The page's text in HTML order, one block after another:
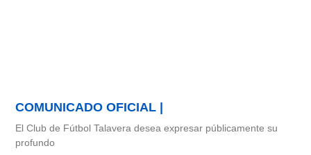
COMUNICADO OFICIAL |
El Club de Fútbol Talavera desea expresar públicamente su
profundo